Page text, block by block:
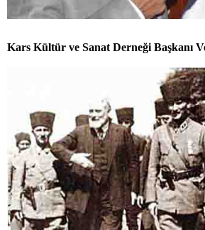
Kars Kültür ve Sanat Derneği Başkanı